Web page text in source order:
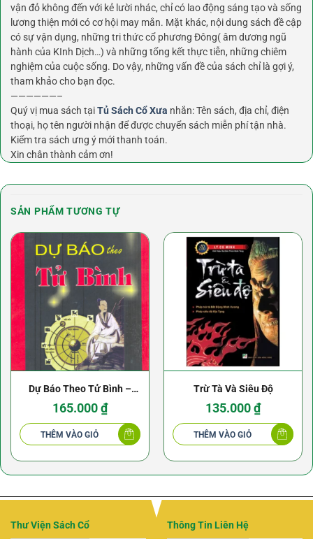
vận đỏ không đến với kẻ lười nhác, chỉ có lao động sáng tạo và sống
lương thiện mới có cơ hội may mắn. Mặt khác, nội dung sách đề cập
có sự vận dụng, những tri thức cổ phương Đông( âm dương ngũ
hành của KInh Dịch…) và những tổng kết thực tiễn, những chiêm
nghiệm của cuộc sống. Do vậy, những vấn đề của sách chỉ là gợi ý,
tham khảo cho bạn đọc.
——————–
Quý vị mua sách tạiTủ Sách Cổ Xưa nhắn: Tên sách, địa chỉ, điện
thoại, họ tên người nhận để được chuyển sách miễn phí tận nhà.
Kiểm tra sách ưng ý mới thanh toán.
Xin chân thành cảm ơn!
SẢN PHẨM TƯƠNG TỰ
Dự Báo Theo Tử Bình –
Trần Khang Ninh
165.000₫
THÊM VÀO GIỎ
Trừ Tà Và Siêu Độ
135.000₫
THÊM VÀO GIỎ
Thư Viện Sách Cổ Thông Tin Liên Hệ